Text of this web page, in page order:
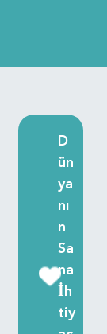
D
ün
ya
nı
n
Sa
na
İh
tiy